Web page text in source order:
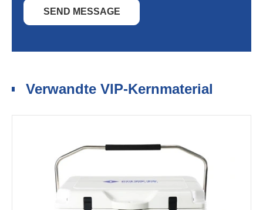
SEND MESSAGE
Verwandte VIP-Kernmaterial